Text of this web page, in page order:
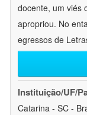
docente, um viés
apropriou. No
egressos de
Instituição/UF/
Catarina - SC -